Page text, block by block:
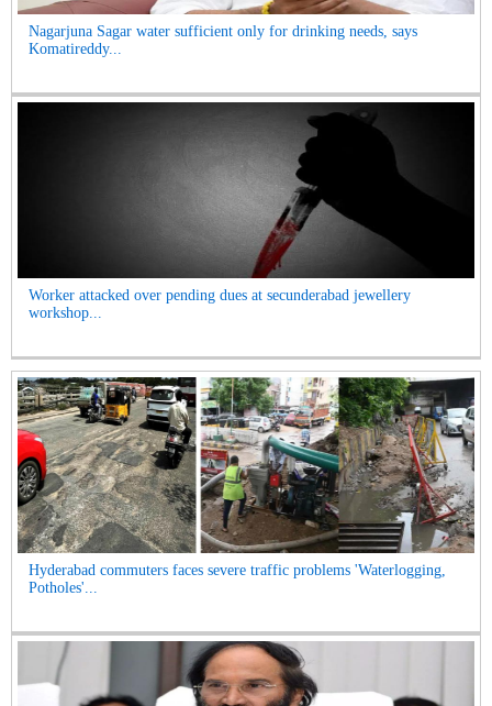
Nagarjuna Sagar water sufficient only for drinking needs, says
Komatireddy...
Worker attacked over pending dues at secunderabad jewellery
workshop...
Hyderabad commuters faces severe traffic problems 'Waterlogging,
Potholes'...